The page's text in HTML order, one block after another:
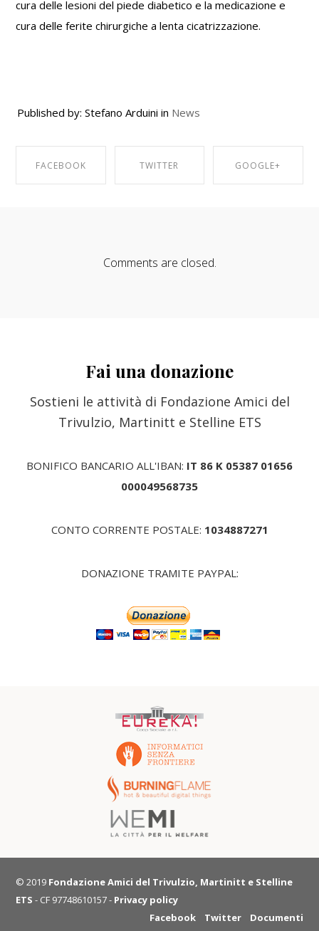
cura delle lesioni del piede diabetico e la medicazione e
cura delle ferite chirurgiche a lenta cicatrizzazione.
Published by: Stefano Arduini in News
FACEBOOK TWITTER GOOGLE+
Comments are closed.
Fai una donazione
Sostieni le attività di Fondazione Amici del
Trivulzio, Martinitt e Stelline ETS
BONIFICO BANCARIO ALL'IBAN: IT 86 K 05387 01656
000049568735
CONTO CORRENTE POSTALE: 1034887271
DONAZIONE TRAMITE PAYPAL:
© 2019 Fondazione Amici del Trivulzio, Martinitt e Stelline
ETS - CF 97748610157 - Privacy policy
Facebook
Twitter Documenti